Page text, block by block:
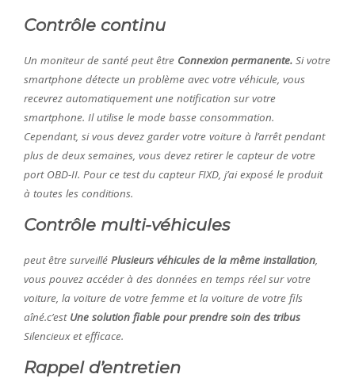
Contrôle continu
Un moniteur de santé peut être Connexion permanente. Si votre
smartphone détecte un problème avec votre véhicule, vous
recevrez automatiquement une notification sur votre
smartphone. Il utilise le mode basse consommation.
Cependant, si vous devez garder votre voiture à l’arrêt pendant
plus de deux semaines, vous devez retirer le capteur de votre
port OBD-II. Pour ce test du capteur FIXD, j’ai exposé le produit
à toutes les conditions.
Contrôle multi-véhicules
peut être surveillé Plusieurs véhicules de la même installation,
vous pouvez accéder à des données en temps réel sur votre
voiture, la voiture de votre femme et la voiture de votre fils
aîné.c’est Une solution fiable pour prendre soin des tribus
Silencieux et efficace.
Rappel d’entretien